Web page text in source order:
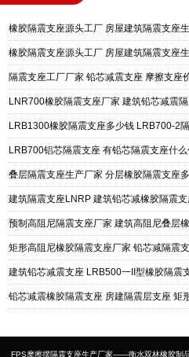
隔震支座工厂厂家 铅芯减震支座 摩擦支座
FPS摩擦摆隔震支座生产厂家——衡水双林橡胶制